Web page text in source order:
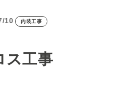
10 内装工事
ス工事